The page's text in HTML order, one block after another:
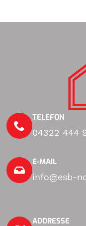
TELEFON
04322 444
E-MAIL
info@esb-
ADDRESSE